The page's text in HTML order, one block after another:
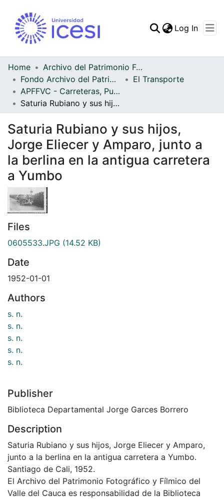
Statistics
Log In
Home
Archivo del Patrimonio Fotográfico y Fílmico del Valle del Cauca
Fondo Archivo del Patrimonio Fotográfico y Fílmico del Valle del Cauca
El Transporte
APFFVC - Carreteras, Puentes - Patrimonial
Saturia Rubiano y sus hijos, Jorge Eliecer y Amparo, junto a la berlina en la antigua carretera a Yumbo
Saturia Rubiano y sus hijos,
Jorge Eliecer y Amparo, junto a
la berlina en la antigua carretera
a Yumbo
Files
0605533.JPG (14.52 KB)
Date
1952-01-01
Authors
s. n.
s. n.
s. n.
s. n.
s. n.
Publisher
Biblioteca Departamental Jorge Garces Borrero
Description
Saturia Rubiano y sus hijos, Jorge Eliecer y Amparo,
junto a la berlina en la antigua carretera a Yumbo.
Santiago de Cali, 1952.
El Archivo del Patrimonio Fotográfico y Fílmico del
Valle del Cauca es responsabilidad de la Biblioteca